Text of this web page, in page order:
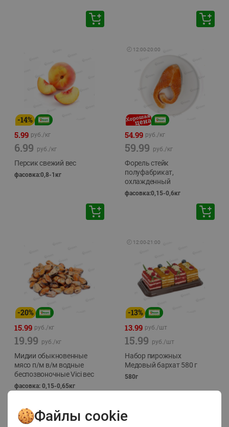
-14%
5.99 руб./кг
6.99 руб./кг
Персик свежий вес
фасовка:0,8-1кг
🕘 12:00-20:00
54.99 руб./кг
59.99 руб./кг
Форель стейк
полуфабрикат,
охлажденный
фасовка:0,15-0,6кг
-20%
15.99 руб./кг
19.99 руб./кг
Мидии обыкновенные
мясо п/м в/м водные
беспозвоночные Vici вес
фасовка: 0,15-0,65кг
🕘 12:00-21:00
-13%
13.99 руб./шт
15.99 руб./шт
Набор пирожных
Медовый бархат 580 г
580г
Файлы cookie